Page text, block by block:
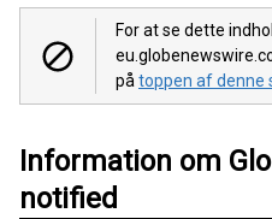
For at se dette
på toppen af denne
Information om
notified